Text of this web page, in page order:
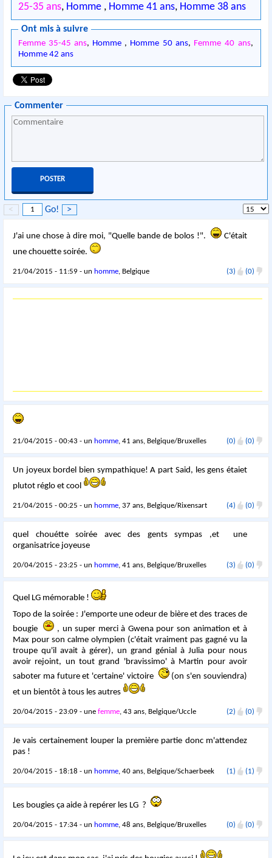
25-35 ans, Homme , Homme 41 ans, Homme 38 ans
Ont mis à suivre
Femme 35-45 ans, Homme , Homme 50 ans, Femme 40 ans,
Homme 42 ans
Commenter
< Go! >
J'ai une chose à dire moi, "Quelle bande de bolos !".
C'était
une chouette soirée.
21/04/2015 - 11:59 - un homme, Belgique (3) (0)
21/04/2015 - 00:43 - un homme, 41 ans, Belgique/Bruxelles (0) (0)
Un joyeux bordel bien sympathique! A part Said, les gens étaiet
plutot réglo et cool
21/04/2015 - 00:25 - un homme, 37 ans, Belgique/Rixensart (4) (0)
quel chouétte soirée avec des gents sympas ,et une
organisatrice joyeuse
20/04/2015 - 23:25 - un homme, 41 ans, Belgique/Bruxelles (3) (0)
Quel LG mémorable !
Topo de la soirée : J'emporte une odeur de bière et des traces de
bougie
, un super merci à Gwena pour son animation et à
Max pour son calme olympien (c'était vraiment pas gagné vu la
troupe qu'il avait à gérer), un grand génial à Julia pour nous
avoir rejoint, un tout grand 'bravissimo' à Martin pour avoir
saboter ma future et 'certaine' victoire
(on s'en souviendra)
et un bientôt à tous les autres
20/04/2015 - 23:09 - unefemme, 43 ans, Belgique/Uccle (2) (0)
Je vais certainement louper la première partie donc m'attendez
pas !
20/04/2015 - 18:18 - un homme, 40 ans, Belgique/Schaerbeek (1) (1)
Les bougies ça aide à repérer les LG ?
20/04/2015 - 17:34 - un homme, 48 ans, Belgique/Bruxelles (0) (0)